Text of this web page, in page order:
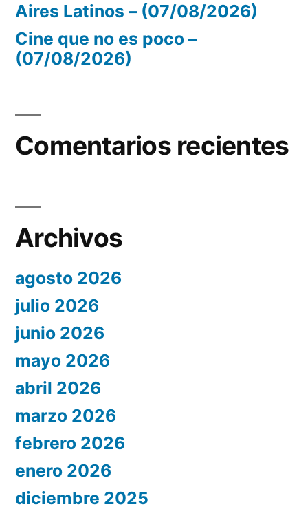
Aires Latinos – (07/08/2026)
Cine que no es poco –
(07/08/2026)
Comentarios recientes
Archivos
agosto 2026
julio 2026
junio 2026
mayo 2026
abril 2026
marzo 2026
febrero 2026
enero 2026
diciembre 2025